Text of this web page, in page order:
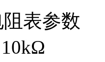
表参数